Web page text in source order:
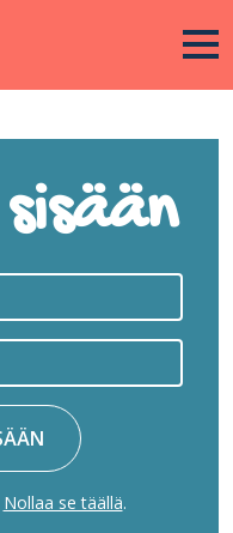
Nollaa se täällä.